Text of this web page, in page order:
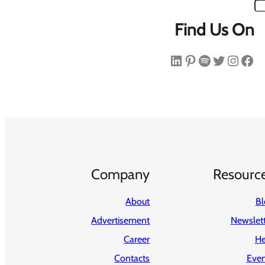
Find Us On
فیس‌بوک اینستاگرم توییتر اسپاتیفای پینترست لینکداین
Company
About
Advertisement
Career
Contacts